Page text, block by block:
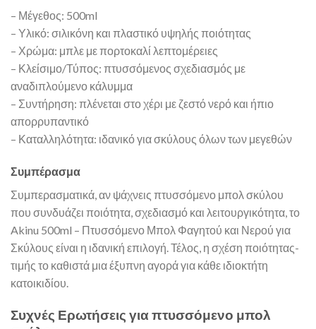
– Μέγεθος: 500ml
– Υλικό: σιλικόνη και πλαστικό υψηλής ποιότητας
– Χρώμα: μπλε με πορτοκαλί λεπτομέρειες
– Κλείσιμο/Τύπος: πτυσσόμενος σχεδιασμός με
αναδιπλούμενο κάλυμμα
– Συντήρηση: πλένεται στο χέρι με ζεστό νερό και ήπιο
απορρυπαντικό
– Καταλληλότητα: ιδανικό για σκύλους όλων των μεγεθών
Συμπέρασμα
Συμπερασματικά, αν ψάχνεις πτυσσόμενο μπολ σκύλου
που συνδυάζει ποιότητα, σχεδιασμό και λειτουργικότητα, το
Akinu 500ml – Πτυσσόμενο Μπολ Φαγητού και Νερού για
Σκύλους είναι η ιδανική επιλογή. Τέλος, η σχέση ποιότητας-
τιμής το καθιστά μια έξυπνη αγορά για κάθε ιδιοκτήτη
κατοικιδίου.
Συχνές Ερωτήσεις για πτυσσόμενο μπολ